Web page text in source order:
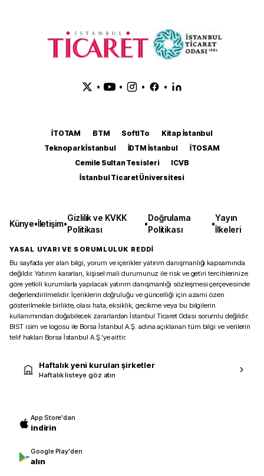
• • • •
İTOTAM BTM SoftITo
Kitap İstanbul
Teknopark İstanbul
İDTM İstanbul
İTOSAM
Cemile Sultan Tesisleri
ICVB
İstanbul Ticaret Üniversitesi
Künye•İletişim•
Gizlilik ve KVKK
Politikası
•
Doğrulama
Politikası
•
Yayın
İlkeleri
YASAL UYARI VE SORUMLULUK REDDİ
Bu sayfada yer alan bilgi, yorum ve içerikler yatırım danışmanlığı kapsamında
değildir. Yatırım kararları, kişisel mali durumunuz ile risk ve getiri tercihlerinize
göre yetkili kurumlarla yapılacak yatırım danışmanlığı sözleşmesi çerçevesinde
değerlendirilmelidir. İçeriklerin doğruluğu ve güncelliği için azami özen
gösterilmekle birlikte, olası hata, eksiklik, gecikme veya bu bilgilerin
kullanımından doğabilecek zararlardan İstanbul Ticaret Odası sorumlu değildir.
BIST isim ve logosu ile Borsa İstanbul A.Ş. adına açıklanan tüm bilgi ve verilerin
telif hakları Borsa İstanbul A.Ş.’ye aittir.
Haftalık yeni kurulan şirketler
Haftalık listeye göz atın
App Store'dan
indirin
Google Play'den
alın